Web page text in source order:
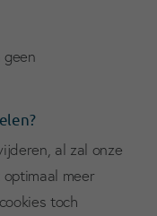
geen
al zal onze
meer
toch